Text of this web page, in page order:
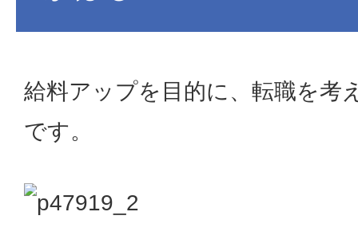
給料アップを目的に、転職を考
です。